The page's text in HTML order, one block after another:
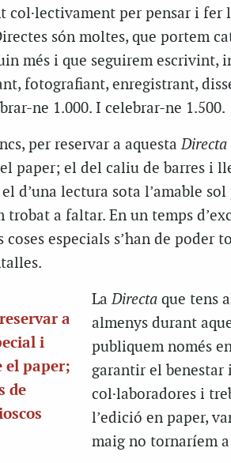
col·lectivament per pensar i fer
són moltes, que portem
més i que seguirem escrivint,
fotografiant, enregistrant,
ne 1.000. I celebrar-ne 1.500.
per reservar a aquestaDirecta
paper; el del caliu de barres i
d’una lectura sota l’amable
a faltar. En un temps
coses especials s’han de poder
a
i
el paper;
de
LaDirectaque tens
almenys durant
publiquem només
garantir el benestar
col·laboradores i
l’edició en paper,
maig no tornaríem